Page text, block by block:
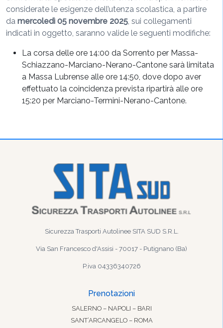
considerate le esigenze dell’utenza scolastica, a partire
da mercoledì 05 novembre 2025, sui collegamenti
indicati in oggetto, saranno valide le seguenti modifiche:
La corsa delle ore 14:00 da Sorrento per Massa-
Schiazzano-Marciano-Nerano-Cantone sarà limitata
a Massa Lubrense alle ore 14:50, dove dopo aver
effettuato la coincidenza prevista ripartirà alle ore
15:20 per Marciano-Termini-Nerano-Cantone.
Sicurezza Trasporti Autolinee SITA SUD S.R.L.
Via San Francesco d'Assisi - 70017 - Putignano (Ba)
P.iva 04336340726
Prenotazioni
SALERNO – NAPOLI – BARI
SANT’ARCANGELO – ROMA